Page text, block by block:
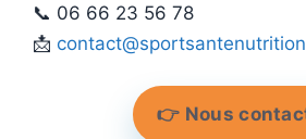
📞 06 66 23 56 78
📩
👉 Nous